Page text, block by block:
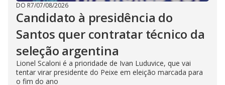
DO R7/07/08/2026
Candidato à presidência do
Santos quer contratar técnico da
seleção argentina
Lionel Scaloni é a prioridade de Ivan Luduvice, que vai
tentar virar presidente do Peixe em eleição marcada para
o fim do ano